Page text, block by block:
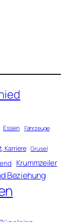
Essen Fahrzeuge
Karriere Grusel
Krummzeiler
Beziehung